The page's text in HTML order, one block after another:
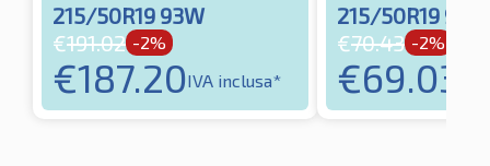
215/50R19 93W
€191.02 -2%
€187.20IVA inclusa*
215/50R19 93T
€70.43 -2%
€69.03